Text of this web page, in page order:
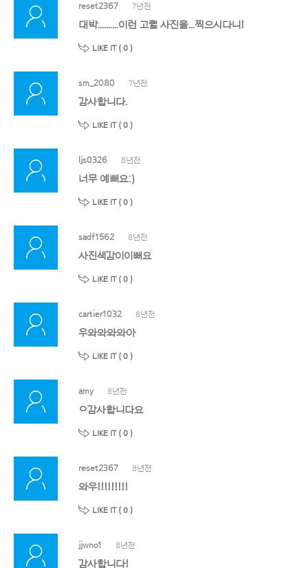
reset2367 7년전
대박..........이런 고퀄 사진을...찍으시다니!
LIKE IT ( 0 )
sm_2080 7년전
감사합니다.
LIKE IT ( 0 )
ljs0326 8년전
너무 예뻐요:)
LIKE IT ( 0 )
sadf1562 8년전
사진색감이이뻐요
LIKE IT ( 0 )
cartier1032 8년전
우와와와와아
LIKE IT ( 0 )
amy 8년전
ㅇ감사합니다요
LIKE IT ( 0 )
reset2367 8년전
와우!!!!!!!!!
LIKE IT ( 0 )
jjwno1 8년전
감사합니다!